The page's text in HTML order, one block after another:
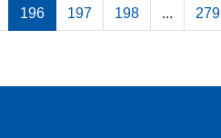
196 197 198 ... 279